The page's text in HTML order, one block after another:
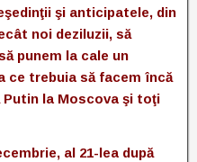
şi anticipatele, din
noi deziluzii, să
punem la cale un
ce trebuia să facem încă
Putin la Moscova şi toţi
al 21-lea după